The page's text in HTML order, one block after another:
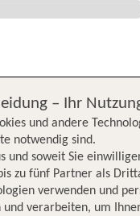
– Ihr
und andere
notwendig sind.
und soweit Sie
zu fünf Partner als
verwenden und
und verarbeiten, um